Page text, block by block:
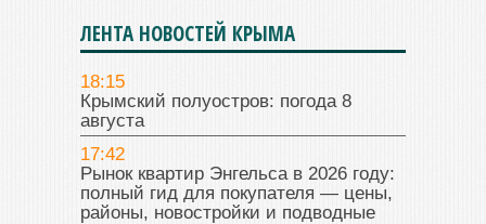
ЛЕНТА НОВОСТЕЙ КРЫМА
18:15
Крымский полуостров: погода 8
августа
17:42
Рынок квартир Энгельса в 2026 году:
полный гид для покупателя — цены,
районы, новостройки и подводные